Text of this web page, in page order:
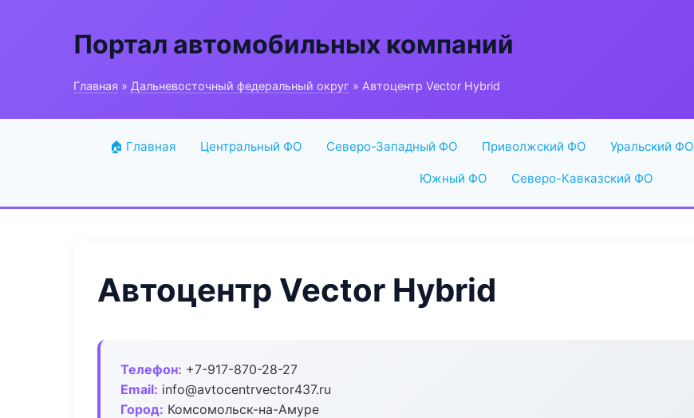
Портал автомобильных компаний
Главная » Дальневосточный федеральный округ » Автоцентр Vector Hybrid
🏠 Главная Центральный ФО Северо-Западный ФО Приволжский ФО Уральский ФО
Южный ФО Северо-Кавказский ФО
Автоцентр Vector Hybrid
Телефон: +7-917-870-28-27
Email: info@avtocentrvector437.ru
Город: Комсомольск-на-Амуре